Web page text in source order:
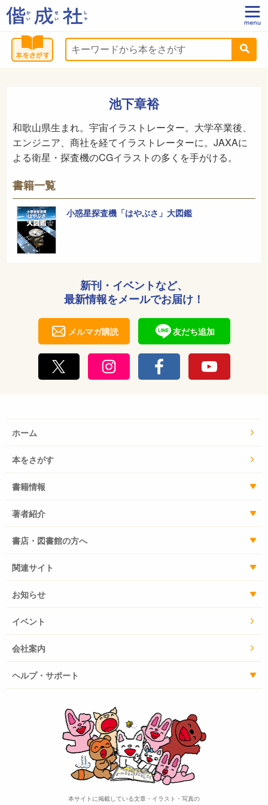
池下章裕
和歌山県生まれ。宇宙イラストレーター。大学卒業後、
エンジニア、商社を経てイラストレーターに。JAXAに
よる衛星・探査機のCGイラストの多くを手がける。
書籍一覧
小惑星探査機「はやぶさ」大図鑑
新刊・イベントなど、
最新情報をメールでお届け！
メルマガ購読 友だち追加
ホーム
本をさがす
書籍情報
著者紹介
書店・図書館の方へ
関連サイト
お知らせ
イベント
会社案内
ヘルプ・サポート
本サイトに掲載している文章・イラスト・写真の